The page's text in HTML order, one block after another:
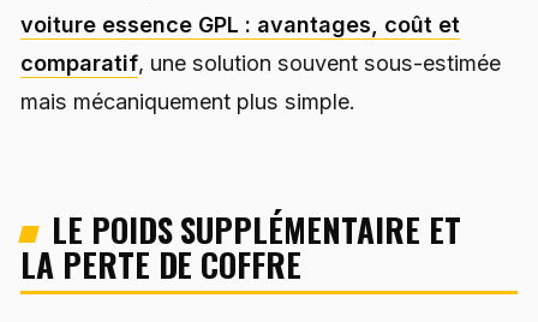
voiture essence GPL : avantages, coût et
comparatif, une solution souvent sous-estimée
mais mécaniquement plus simple.
LE POIDS SUPPLÉMENTAIRE ET
LA PERTE DE COFFRE